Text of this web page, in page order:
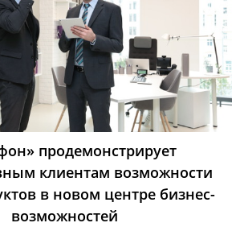
продемонстрирует
клиентам возможности
в новом центре бизнес-
возможностей